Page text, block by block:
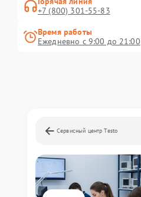
+7 (800) 301-55-83
Время работы
Ежедневно с 9:00 до 21:00
Сервисный центр Testo